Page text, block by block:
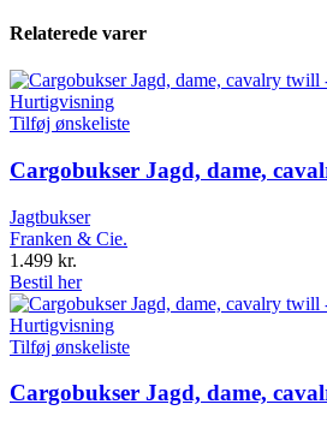
Relaterede varer
Hurtigvisning
Tilføj ønskeliste
Cargobukser Jagd, dame,
Jagtbukser
Franken & Cie.
1.499 kr.
Bestil her
Hurtigvisning
Tilføj ønskeliste
Cargobukser Jagd, dame,